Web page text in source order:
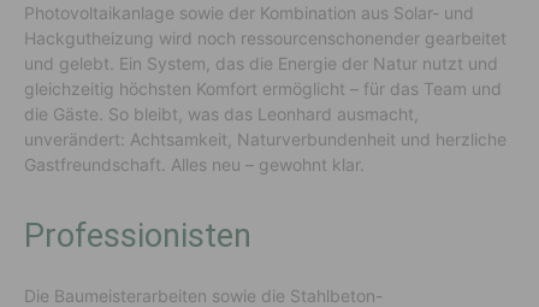
Photovoltaikanlage sowie der Kombination aus Solar- und
Hackgutheizung wird noch ressourcenschonender gearbeitet
und gelebt. Ein System, das die Energie der Natur nutzt und
gleichzeitig höchsten Komfort ermöglicht – für das Team und
die Gäste. So bleibt, was das Leonhard ausmacht,
unverändert: Achtsamkeit, Naturverbundenheit und herzliche
Gastfreundschaft. Alles neu – gewohnt klar.
Professionisten
Die Baumeisterarbeiten sowie die Stahlbeton-